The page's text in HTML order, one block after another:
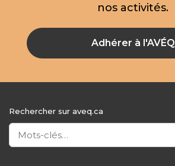
nos activités.
Adhérer à l'AVÉQ
Rechercher sur aveq.ca